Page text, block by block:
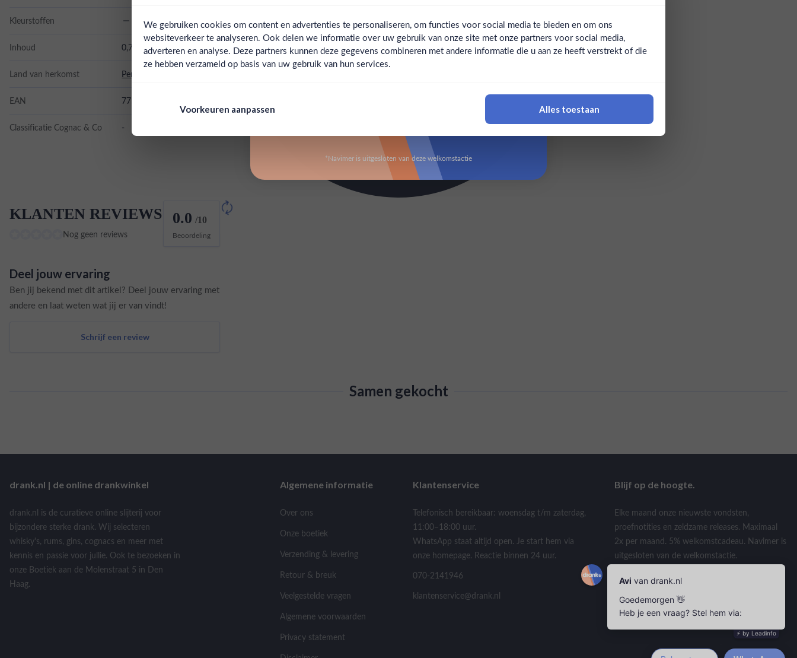
Ben jij 18 jaar of ouder?
Kleurstoffen
Inhoud 0,7L
Land van herkomst Peru
EAN 7752309000597
Classificatie Cognac & Co -
KLANTEN REVIEWS
Nog geen reviews
0.0 /10
Beoordeling
Deel jouw ervaring
Ben jij bekend met dit artikel? Deel jouw ervaring met
andere en laat weten wat jij er van vindt!
Schrijf een review
Samen gekocht
drank.nl | de online drankwinkel
drank.nl is de curatieve online slijterij voor
bijzondere sterke drank. Wij selecteren
whisky's, rums, gins, cognacs en meer met
kennis en passie voor jullie. Ook te bezoeken in
onze Boetiek aan de Molenstraat 5 in Den
Haag.
Algemene informatie
Over ons
Onze boetiek
Verzending & levering
Retour & breuk
Veelgestelde vragen
Algemene voorwaarden
Privacy statement
Klantenservice
Telefonisch bereikbaar: woensdag t/m zaterdag,
11:00–18:00 uur.
WhatsApp staat altijd open. Je start hem via
onze homepage. Reactie binnen 24 uur.
070-2141946
klantenservice@drank.nl
Blijf op de hoogte.
Elke maand onze nieuwste vondsten,
proefnotities en zeldzame releases. Maximaal
2x per maand. 5% welkomstcadeau. Navimer is
uitgesloten van de welkomstactie.
We gebruiken cookies om content en advertenties te personaliseren, om functies voor social media te bieden en om ons
websiteverkeer te analyseren. Ook delen we informatie over uw gebruik van onze site met onze partners voor social media,
adverteren en analyse. Deze partners kunnen deze gegevens combineren met andere informatie die u aan ze heeft verstrekt of die
ze hebben verzameld op basis van uw gebruik van hun services.
Voorkeuren aanpassen Alles toestaan
Claim mijn korting
*Navimer is uitgesloten van deze welkomstactie